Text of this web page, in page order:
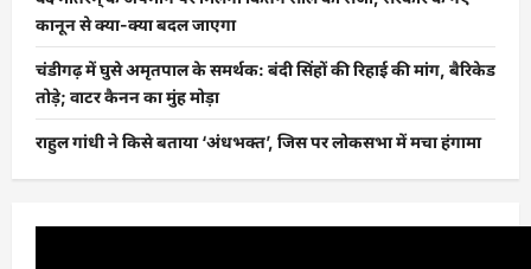
कानून से क्या-क्या बदल जाएगा
चंडीगढ़ में घुसे अमृतपाल के समर्थक: बंदी सिंहों की रिहाई की मांग, बैरिकेड
तोड़े; वाटर कैनन का मुंह मोड़ा
राहुल गांधी ने किसे बताया ‘अंधभक्त’, जिस पर लोकसभा में मचा हंगामा